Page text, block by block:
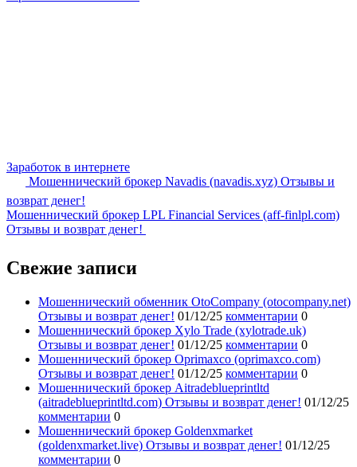
Заработок в интернете
Мошеннический брокер Navadis (navadis.xyz) Отзывы и
возврат денег!
Мошеннический брокер LPL Financial Services (aff-finlpl.com)
Отзывы и возврат денег!
Свежие записи
Мошеннический обменник OtoCompany (otocompany.net)
Отзывы и возврат денег! 01/12/25 комментарии 0
Мошеннический брокер Xylo Trade (xylotrade.uk)
Отзывы и возврат денег! 01/12/25 комментарии 0
Мошеннический брокер Oprimaxco (oprimaxco.com)
Отзывы и возврат денег! 01/12/25 комментарии 0
Мошеннический брокер Aitradeblueprintltd
(aitradeblueprintltd.com) Отзывы и возврат денег! 01/12/25
комментарии 0
Мошеннический брокер Goldenxmarket
(goldenxmarket.live) Отзывы и возврат денег! 01/12/25
комментарии 0